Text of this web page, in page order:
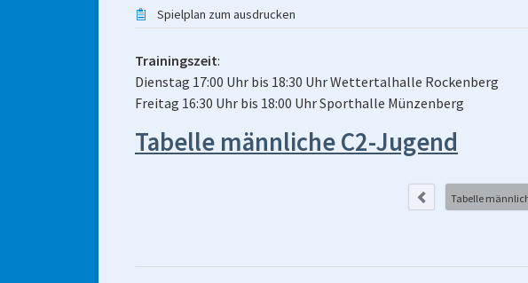
Spielplan zum ausdrucken
Trainingszeit:
Dienstag 17:00 Uhr bis 18:30 Uhr Wettertalhalle Rockenberg
Freitag 16:30 Uhr bis 18:00 Uhr Sporthalle Münzenberg
Tabelle männliche C2-Jugend
Tabelle